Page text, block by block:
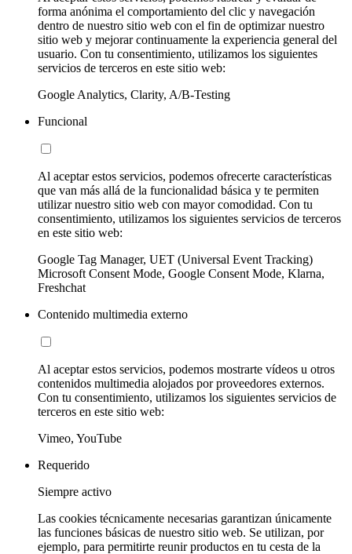
forma anónima el comportamiento del clic y navegación
dentro de nuestro sitio web con el fin de optimizar nuestro
sitio web y mejorar continuamente la experiencia general del
usuario. Con tu consentimiento, utilizamos los siguientes
servicios de terceros en este sitio web:
Google Analytics, Clarity, A/B-Testing
Funcional
Al aceptar estos servicios, podemos ofrecerte características
que van más allá de la funcionalidad básica y te permiten
utilizar nuestro sitio web con mayor comodidad. Con tu
consentimiento, utilizamos los siguientes servicios de terceros
en este sitio web:
Google Tag Manager, UET (Universal Event Tracking)
Microsoft Consent Mode, Google Consent Mode, Klarna,
Freshchat
Contenido multimedia externo
Al aceptar estos servicios, podemos mostrarte vídeos u otros
contenidos multimedia alojados por proveedores externos.
Con tu consentimiento, utilizamos los siguientes servicios de
terceros en este sitio web:
Vimeo, YouTube
Requerido
Siempre activo
Las cookies técnicamente necesarias garantizan únicamente
las funciones básicas de nuestro sitio web. Se utilizan, por
ejemplo, para permitirte reunir productos en tu cesta de la